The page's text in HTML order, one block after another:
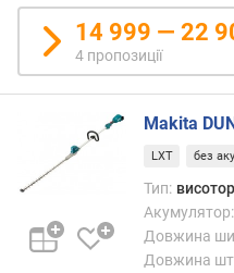
л
я
т
о
А
о
д
14 999 — 22
4 пропозиції
Makita
LXT без
Тип:
Акумулятор:
Довжина
Довжина